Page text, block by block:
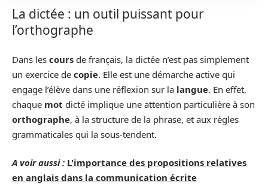
La dictée : un outil puissant pour
l’orthographe
Dans les cours de français, la dictée n’est pas simplement
un exercice de copie. Elle est une démarche active qui
engage l’élève dans une réflexion sur la langue. En effet,
chaque mot dicté implique une attention particulière à son
orthographe, à la structure de la phrase, et aux règles
grammaticales qui la sous-tendent.
A voir aussi : L'importance des propositions relatives
en anglais dans la communication écrite